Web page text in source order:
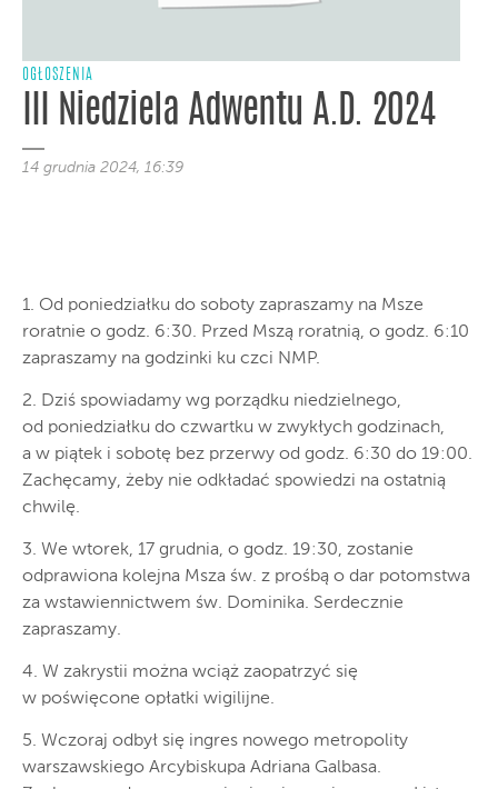
OGŁOSZENIA
III Niedziela Adwentu A.D. 2024
14 grudnia 2024, 16:39
1. Od poniedziałku do soboty zapraszamy na Msze
roratnie o godz. 6:30. Przed Mszą roratnią, o godz. 6:10
zapraszamy na godzinki ku czci NMP.
2. Dziś spowiadamy wg porządku niedzielnego,
od poniedziałku do czwartku w zwykłych godzinach,
a w piątek i sobotę bez przerwy od godz. 6:30 do 19:00.
Zachęcamy, żeby nie odkładać spowiedzi na ostatnią
chwilę.
3. We wtorek, 17 grudnia, o godz. 19:30, zostanie
odprawiona kolejna Msza św. z prośbą o dar potomstwa
za wstawiennictwem św. Dominika. Serdecznie
zapraszamy.
4. W zakrystii można wciąż zaopatrzyć się
w poświęcone opłatki wigilijne.
5. Wczoraj odbył się ingres nowego metropolity
warszawskiego Arcybiskupa Adriana Galbasa.